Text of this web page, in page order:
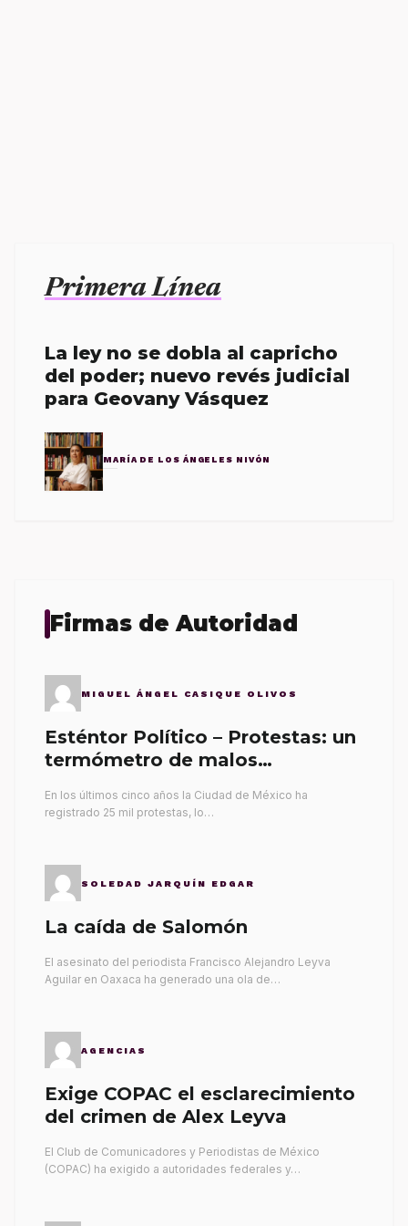
Primera Línea
La ley no se dobla al capricho
del poder; nuevo revés judicial
para Geovany Vásquez
MARÍA DE LOS ÁNGELES NIVÓN
Firmas de Autoridad
MIGUEL ÁNGEL CASIQUE OLIVOS
Esténtor Político – Protestas: un
termómetro de malos
En los últimos cinco años la Ciudad de México ha
registrado 25 mil protestas, lo…
SOLEDAD JARQUÍN EDGAR
La caída de Salomón
El asesinato del periodista Francisco Alejandro Leyva
Aguilar en Oaxaca ha generado una ola de…
AGENCIAS
Exige COPAC el esclarecimiento
del crimen de Alex Leyva
El Club de Comunicadores y Periodistas de México
(COPAC) ha exigido a autoridades federales y…